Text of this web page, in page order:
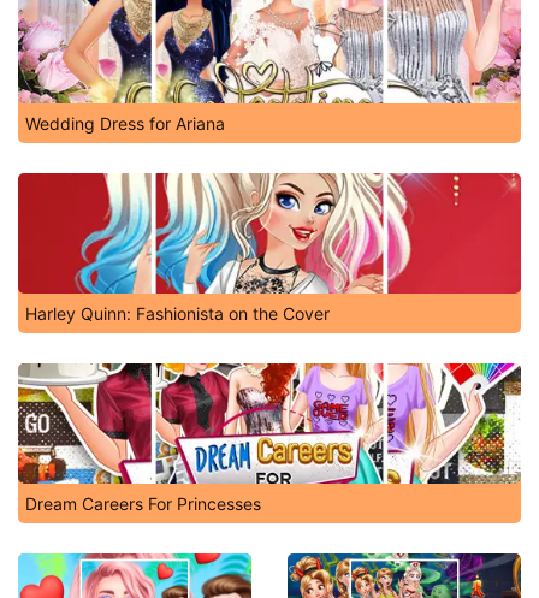
Wedding Dress for Ariana
Harley Quinn: Fashionista on the Cover
Dream Careers For Princesses